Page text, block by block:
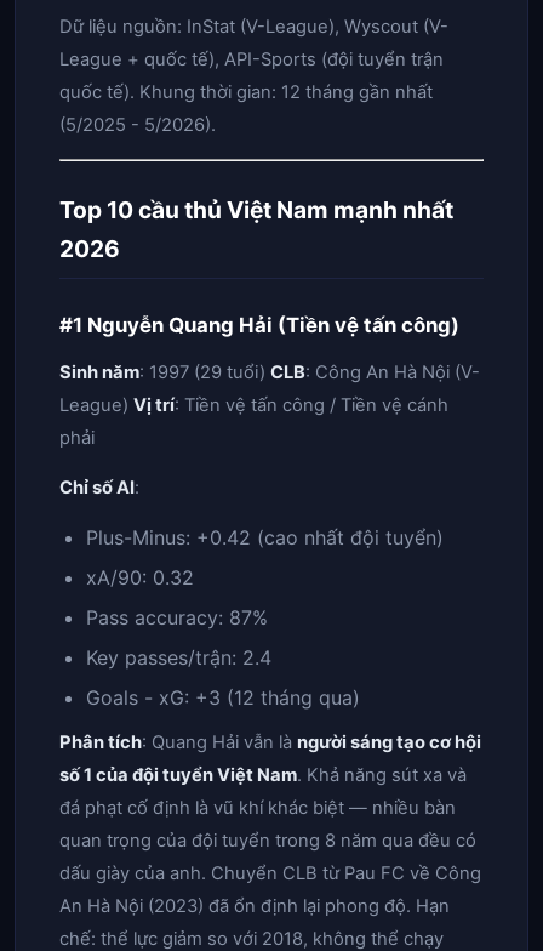
Dữ liệu nguồn: InStat (V-League), Wyscout (V-
League + quốc tế), API-Sports (đội tuyển trận
quốc tế). Khung thời gian: 12 tháng gần nhất
(5/2025 - 5/2026).
Top 10 cầu thủ Việt Nam mạnh nhất
2026
#1 Nguyễn Quang Hải (Tiền vệ tấn công)
Sinh năm: 1997 (29 tuổi) CLB: Công An Hà Nội (V-
League) Vị trí: Tiền vệ tấn công / Tiền vệ cánh
phải
Chỉ số AI:
Plus-Minus: +0.42 (cao nhất đội tuyển)
xA/90: 0.32
Pass accuracy: 87%
Key passes/trận: 2.4
Goals - xG: +3 (12 tháng qua)
Phân tích: Quang Hải vẫn là người sáng tạo cơ hội
số 1 của đội tuyển Việt Nam. Khả năng sút xa và
đá phạt cố định là vũ khí khác biệt — nhiều bàn
quan trọng của đội tuyển trong 8 năm qua đều có
dấu giày của anh. Chuyển CLB từ Pau FC về Công
An Hà Nội (2023) đã ổn định lại phong độ. Hạn
chế: thể lực giảm so với 2018, không thể chạy